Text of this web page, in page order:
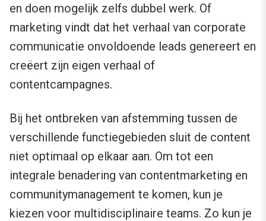
en doen mogelijk zelfs dubbel werk. Of
marketing vindt dat het verhaal van corporate
communicatie onvoldoende leads genereert en
creëert zijn eigen verhaal of
contentcampagnes.
Bij het ontbreken van afstemming tussen de
verschillende functiegebieden sluit de content
niet optimaal op elkaar aan. Om tot een
integrale benadering van contentmarketing en
communitymanagement te komen, kun je
kiezen voor multidisciplinaire teams. Zo kun je